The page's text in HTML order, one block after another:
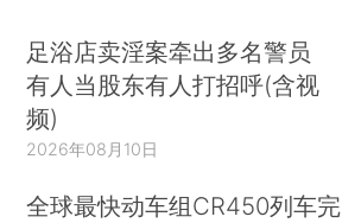
足浴店卖淫案牵出多名警员
有人当股东有人打招呼(含视
频)
2026年08月10日
全球最快动车组CR450列车完